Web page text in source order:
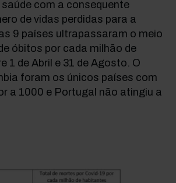
com a consequente
de vidas perdidas para a
9 países ultrapassaram o meio
óbitos por cada milhão de
1 de Abril e 31 de Agosto. O
foram os únicos países com
a 1000 e Portugal não atingiu a